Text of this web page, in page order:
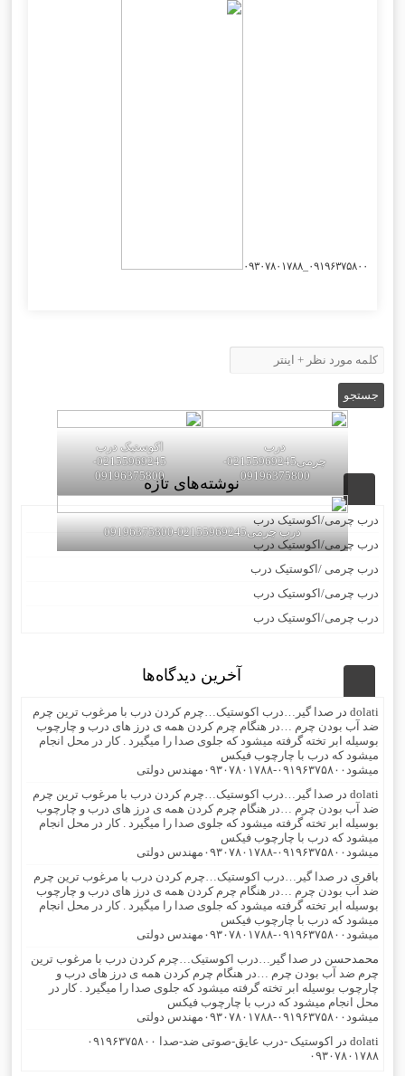
۰۹۱۹۶۳۷۵۸۰۰_۰۹۳۰۷۸۰۱۷۸۸
درب
چرمی02155969245-
09196375800
اکوستیک درب
02155969245-
09196375800
درب چرمی02155969245-09196375800
نوشته‌های تازه
درب چرمی/اکوستیک درب
درب چرمی/اکوستیک درب
درب چرمی /اکوستیک درب
درب چرمی/اکوستیک درب
درب چرمی/اکوستیک درب
آخرین دیدگاه‌ها
dolati در صدا گیر…درب اکوستیک…چرم کردن درب با مرغوب ترین چرم
ضد آب بودن چرم …در هنگام چرم کردن همه ی درز های درب و چارچوب
بوسیله ابر تخته گرفته میشود که جلوی صدا را میگیرد . کار در محل انجام
میشود که درب با چارچوب فیکس
میشود۰۹۱۹۶۳۷۵۸۰۰-۰۹۳۰۷۸۰۱۷۸۸مهندس دولتی
dolati در صدا گیر…درب اکوستیک…چرم کردن درب با مرغوب ترین چرم
ضد آب بودن چرم …در هنگام چرم کردن همه ی درز های درب و چارچوب
بوسیله ابر تخته گرفته میشود که جلوی صدا را میگیرد . کار در محل انجام
میشود که درب با چارچوب فیکس
میشود۰۹۱۹۶۳۷۵۸۰۰-۰۹۳۰۷۸۰۱۷۸۸مهندس دولتی
باقری در صدا گیر…درب اکوستیک…چرم کردن درب با مرغوب ترین چرم
ضد آب بودن چرم …در هنگام چرم کردن همه ی درز های درب و چارچوب
بوسیله ابر تخته گرفته میشود که جلوی صدا را میگیرد . کار در محل انجام
میشود که درب با چارچوب فیکس
میشود۰۹۱۹۶۳۷۵۸۰۰-۰۹۳۰۷۸۰۱۷۸۸مهندس دولتی
محمدحسن در صدا گیر…درب اکوستیک…چرم کردن درب با مرغوب ترین
چرم ضد آب بودن چرم …در هنگام چرم کردن همه ی درز های درب و
چارچوب بوسیله ابر تخته گرفته میشود که جلوی صدا را میگیرد . کار در
محل انجام میشود که درب با چارچوب فیکس
میشود۰۹۱۹۶۳۷۵۸۰۰-۰۹۳۰۷۸۰۱۷۸۸مهندس دولتی
dolati در
اکوستیک -درب عایق-صوتی ضد-صدا ۰۹۱۹۶۳۷۵۸۰۰
۰۹۳۰۷۸۰۱۷۸۸